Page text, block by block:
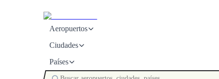
Aeropuertos
Ciudades
Países